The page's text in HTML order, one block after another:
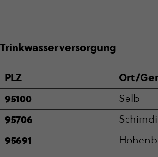
Trink­was­ser­ver­sor­gung
PLZ
Ort/
95100
Selb
95706
95691